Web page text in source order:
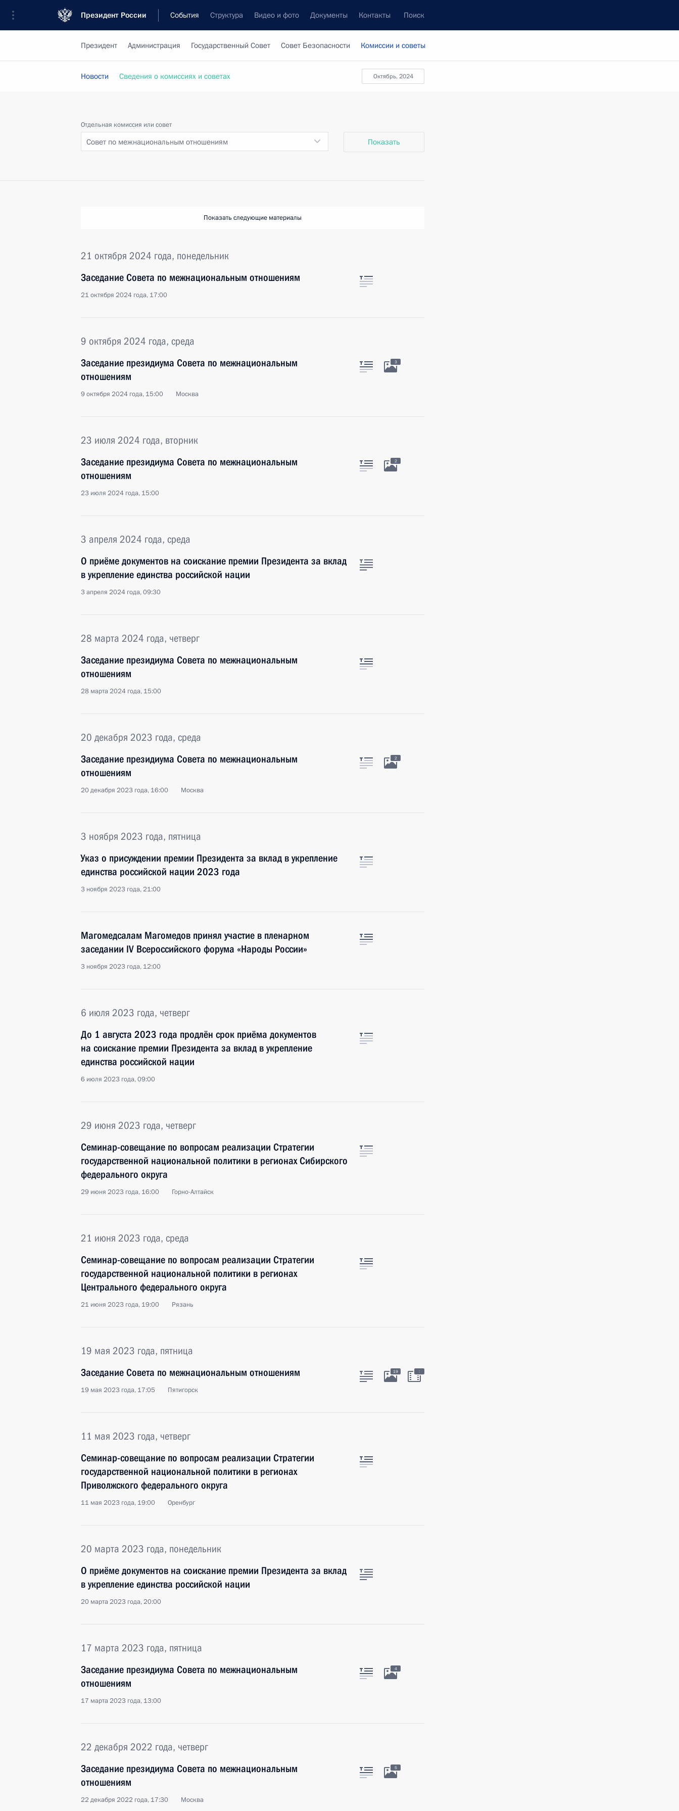
Президент России События Структура Видео и фото Документы Контакты Поиск
Президент Администрация Государственный Совет Совет Безопасности Комиссии и советы
октябрь, 2024
Новости Сведения о комиссиях и советах
Отдельная комиссия или совет
Совет по межнациональным отношениям Показать
Показать следующие материалы
21 октября 2024 года, понедельник
Заседание Совета по межнациональным отношениям
21 октября 2024 года, 17:00
9 октября 2024 года, среда
Заседание президиума Совета по межнациональным
отношениям
9 октября 2024 года, 15:00 Москва
3
23 июля 2024 года, вторник
Заседание президиума Совета по межнациональным
отношениям
23 июля 2024 года, 15:00
2
3 апреля 2024 года, среда
О приёме документов на соискание премии Президента за вклад
в укрепление единства российской нации
3 апреля 2024 года, 09:30
28 марта 2024 года, четверг
Заседание президиума Совета по межнациональным
отношениям
28 марта 2024 года, 15:00
20 декабря 2023 года, среда
Заседание президиума Совета по межнациональным
отношениям
20 декабря 2023 года, 16:00 Москва
2
3 ноября 2023 года, пятница
Указ о присуждении премии Президента за вклад в укрепление
единства российской нации 2023 года
3 ноября 2023 года, 21:00
Магомедсалам Магомедов принял участие в пленарном
заседании IV Всероссийского форума «Народы России»
3 ноября 2023 года, 12:00
6 июля 2023 года, четверг
До 1 августа 2023 года продлён срок приёма документов
на соискание премии Президента за вклад в укрепление
единства российской нации
6 июля 2023 года, 09:00
29 июня 2023 года, четверг
Семинар-совещание по вопросам реализации Стратегии
государственной национальной политики в регионах Сибирского
федерального округа
29 июня 2023 года, 16:00 Горно-Алтайск
21 июня 2023 года, среда
Семинар-совещание по вопросам реализации Стратегии
государственной национальной политики в регионах
Центрального федерального округа
21 июня 2023 года, 19:00 Рязань
19 мая 2023 года, пятница
Заседание Совета по межнациональным отношениям
19 мая 2023 года, 17:05 Пятигорск
19 :
11 мая 2023 года, четверг
Семинар-совещание по вопросам реализации Стратегии
государственной национальной политики в регионах
Приволжского федерального округа
11 мая 2023 года, 19:00 Оренбург
20 марта 2023 года, понедельник
О приёме документов на соискание премии Президента за вклад
в укрепление единства российской нации
20 марта 2023 года, 20:00
17 марта 2023 года, пятница
Заседание президиума Совета по межнациональным
отношениям
17 марта 2023 года, 13:00
4
22 декабря 2022 года, четверг
Заседание президиума Совета по межнациональным
отношениям
22 декабря 2022 года, 17:30 Москва
5